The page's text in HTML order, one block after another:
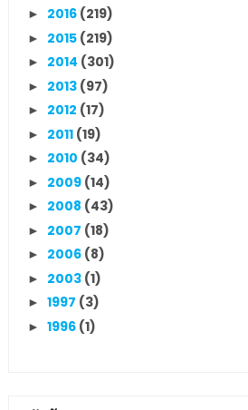
► 2016 (219)
► 2015 (219)
► 2014 (301)
► 2013 (97)
► 2012 (17)
► 2011 (19)
► 2010 (34)
► 2009 (14)
► 2008 (43)
► 2007 (18)
► 2006 (8)
► 2003 (1)
► 1997 (3)
► 1996 (1)